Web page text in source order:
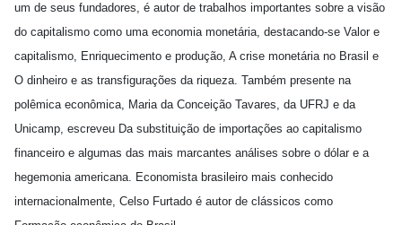
um de seus fundadores, é autor de trabalhos importantes sobre a visão
do capitalismo como uma economia monetária, destacando-se Valor e
capitalismo, Enriquecimento e produção, A crise monetária no Brasil e
O dinheiro e as transfigurações da riqueza. Também presente na
polêmica econômica, Maria da Conceição Tavares, da UFRJ e da
Unicamp, escreveu Da substituição de importações ao capitalismo
financeiro e algumas das mais marcantes análises sobre o dólar e a
hegemonia americana. Economista brasileiro mais conhecido
internacionalmente, Celso Furtado é autor de clássicos como